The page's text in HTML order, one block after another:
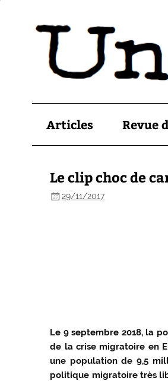
Articles Revue
Le clip choc de
29/11/2017
Le 9 septembre 2018, la
de la crise migratoire en
une population de 9,5
politique migratoire très